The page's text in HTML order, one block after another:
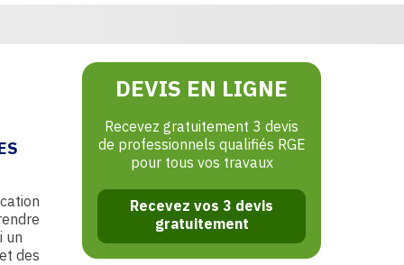
un
des
DEVIS EN LIGNE
Recevez gratuitement 3 devis
de professionnels qualifiés RGE
pour tous vos travaux
Recevez vos 3 devis
gratuitement